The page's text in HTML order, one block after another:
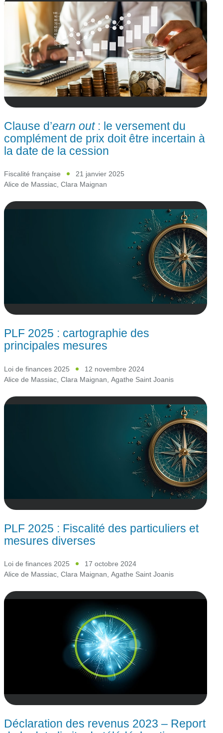
Clause d’earn out: le versement du
complément de prix doit être incertain à
la date de la cession
Fiscalité française
21 janvier 2025
Alice de Massiac, Clara Maignan
PLF 2025 : cartographie des
principales mesures
Loi de finances 2025
12 novembre 2024
Alice de Massiac Clara Maignan Agathe Saint Joanis
PLF 2025 : Fiscalité des particuliers et
mesures diverses
Loi de finances 2025
17 octobre 2024
Alice de Massiac, Clara Maignan, Agathe Saint Joanis
Déclaration des revenus 2023 – Report